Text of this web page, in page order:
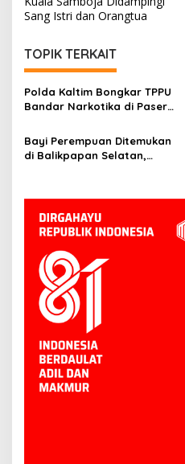
Sang Istri dan Orangtua
TOPIK TERKAIT
Polda Kaltim Bongkar TPPU
Bandar Narkotika di Paser,
Aset 13 Hektare
Bayi Perempuan Ditemukan
di Balikpapan Selatan,